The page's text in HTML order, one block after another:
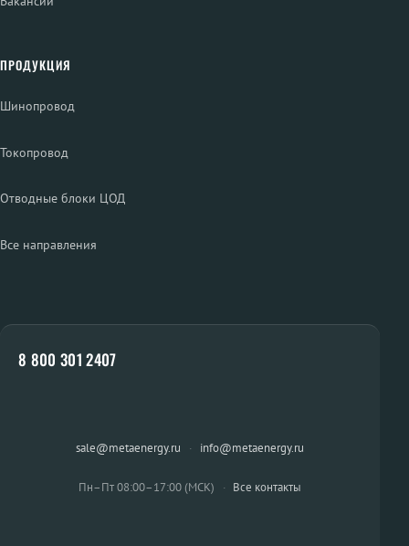
ПРОДУКЦИЯ
Шинопровод
Токопровод
Отводные блоки ЦОД
Все направления
8 800 301 2407
sale@metaenergy.ru · info@metaenergy.ru
Пн–Пт 08:00–17:00 (МСК) · Все контакты